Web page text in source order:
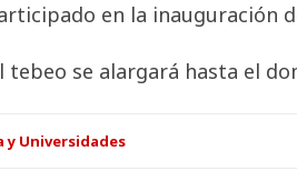
en la inauguración
se alargará hasta el
y Universidades